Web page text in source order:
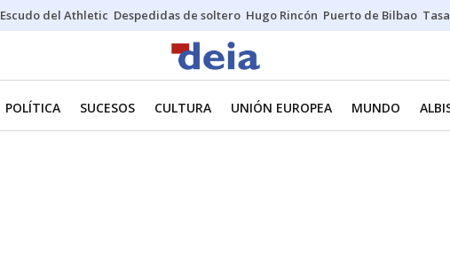
Escudo del Athletic Despedidas de soltero Hugo Rincón Puerto de Bilbao
POLÍTICA SUCESOS CULTURA UNIÓN EUROPEA MUNDO